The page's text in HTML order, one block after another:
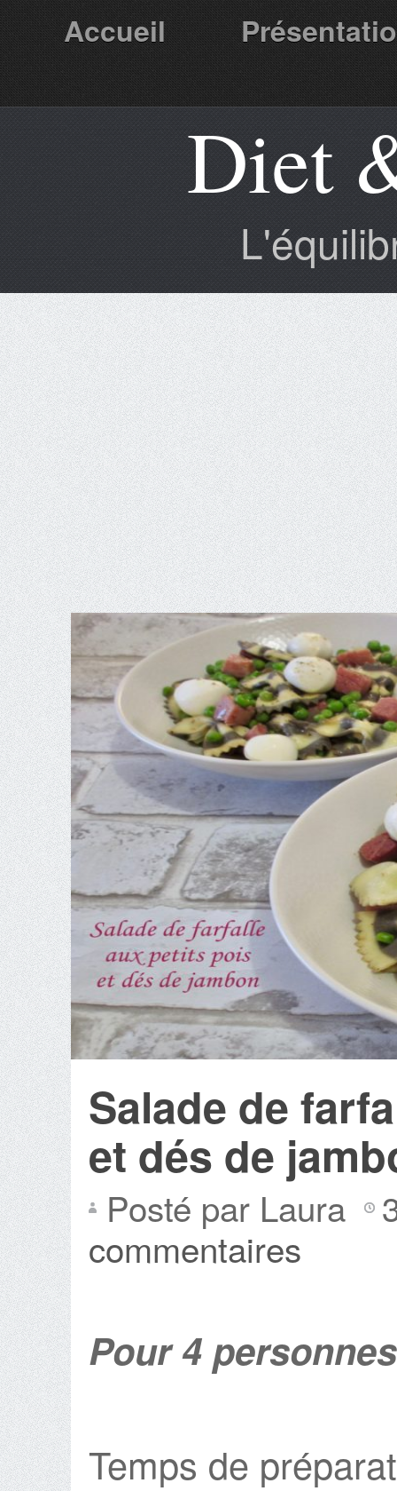
Accueil
Partenaires Diet
Salade de
et dés de
Posté par Laura
commentaires
Pour 4 personnes
Temps de